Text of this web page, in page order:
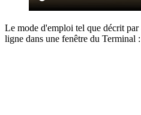
Le mode d'emploi tel que décrit par
ligne dans une fenêtre du Terminal :